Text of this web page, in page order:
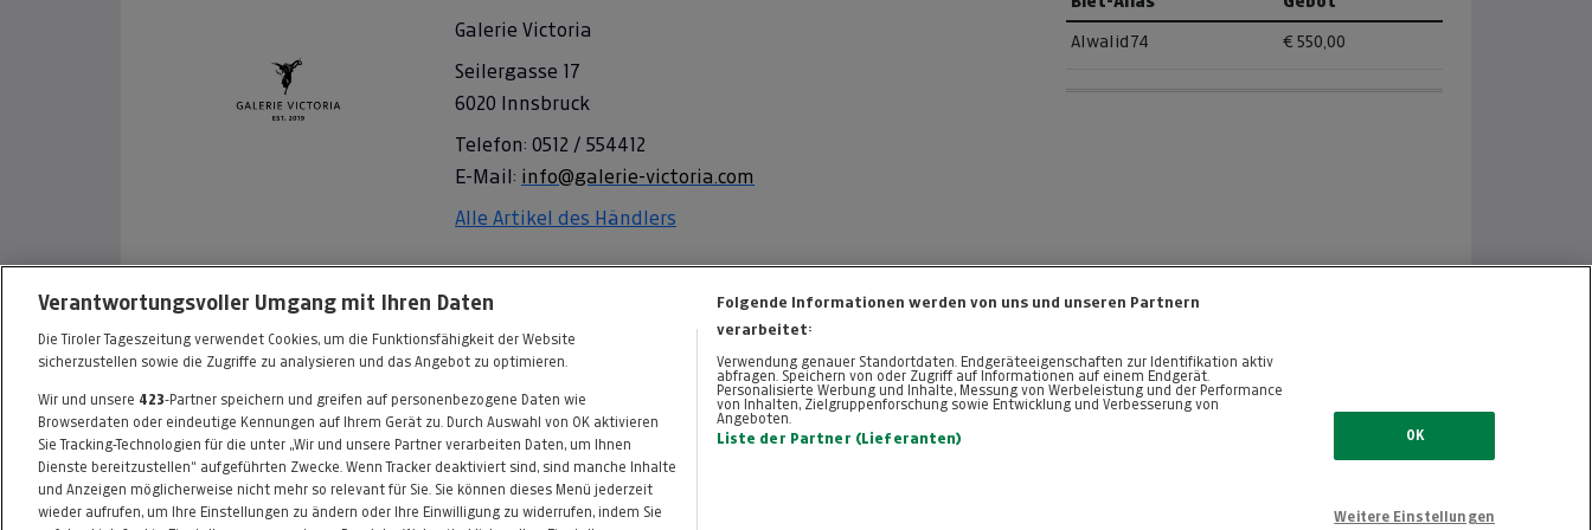
Galerie Victoria
Seilergasse 17
6020 Innsbruck
Telefon: 0512 / 554412
E-Mail: info@galerie-victoria.com
Alle Artikel des Händlers
Alwalid74 € 550,00
FAQ HILFE IMPRESSUM AGB KONTAKT DATENSCHUTZ
Cookie-Einstellungen
Verantwortungsvoller Umgang mit Ihren Daten
Die Tiroler Tageszeitung verwendet Cookies, um die Funktionsfähigkeit der Website
sicherzustellen sowie die Zugriffe zu analysieren und das Angebot zu optimieren.
Wir und unsere 423-Partner speichern und greifen auf personenbezogene Daten wie
Browserdaten oder eindeutige Kennungen auf Ihrem Gerät zu. Durch Auswahl von OK aktivieren
Sie Tracking-Technologien für die unter „Wir und unsere Partner verarbeiten Daten, um Ihnen
Dienste bereitzustellen“ aufgeführten Zwecke. Wenn Tracker deaktiviert sind, sind manche Inhalte
und Anzeigen möglicherweise nicht mehr so relevant für Sie. Sie können dieses Menü jederzeit
wieder aufrufen, um Ihre Einstellungen zu ändern oder Ihre Einwilligung zu widerrufen, indem Sie
Folgende Informationen werden von uns und unseren Partnern
verarbeitet:
Verwendung genauer Standortdaten. Endgeräteeigenschaften zur Identifikation aktiv
abfragen. Speichern von oder Zugriff auf Informationen auf einem Endgerät.
Personalisierte Werbung und Inhalte, Messung von Werbeleistung und der Performance
von Inhalten, Zielgruppenforschung sowie Entwicklung und Verbesserung von
Angeboten.
Liste der Partner (Lieferanten)
OK
Weitere Einstellungen